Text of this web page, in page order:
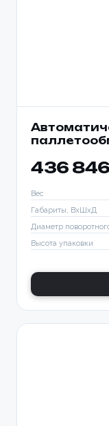
436
Вес
Габариты, ВхШхД
Диаметр
Высота упаковки